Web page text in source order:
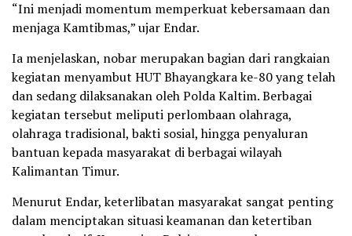
“Ini menjadi momentum memperkuat kebersamaan dan
menjaga Kamtibmas,” ujar Endar.
Ia menjelaskan, nobar merupakan bagian dari rangkaian
kegiatan menyambut HUT Bhayangkara ke-80 yang telah
dan sedang dilaksanakan oleh Polda Kaltim. Berbagai
kegiatan tersebut meliputi perlombaan olahraga,
olahraga tradisional, bakti sosial, hingga penyaluran
bantuan kepada masyarakat di berbagai wilayah
Kalimantan Timur.
Menurut Endar, keterlibatan masyarakat sangat penting
dalam menciptakan situasi keamanan dan ketertiban